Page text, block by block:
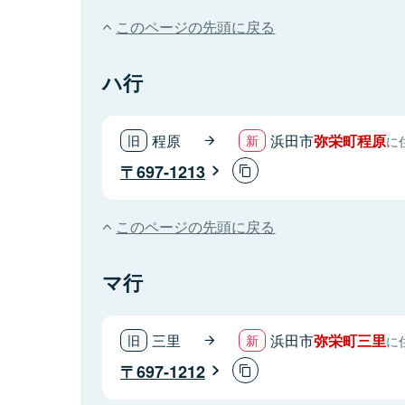
このページの先頭に戻る
ハ行
程原 浜田市弥栄町程原に
697-1213
このページの先頭に戻る
マ行
三里 浜田市弥栄町三里に
697-1212